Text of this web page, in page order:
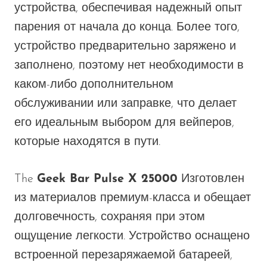
устройства, обеспечивая надежный опыт
парения от начала до конца. Более того,
устройство предварительно заряжено и
заполнено, поэтому нет необходимости в
каком-либо дополнительном
обслуживании или заправке, что делает
его идеальным выбором для вейперов,
которые находятся в пути.
The Geek Bar Pulse X 25000 Изготовлен
из материалов премиум-класса и обещает
долговечность, сохраняя при этом
ощущение легкости. Устройство оснащено
встроенной перезаряжаемой батареей,